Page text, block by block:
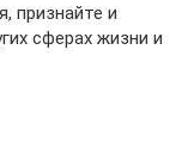
признайте и
сферах жизни и